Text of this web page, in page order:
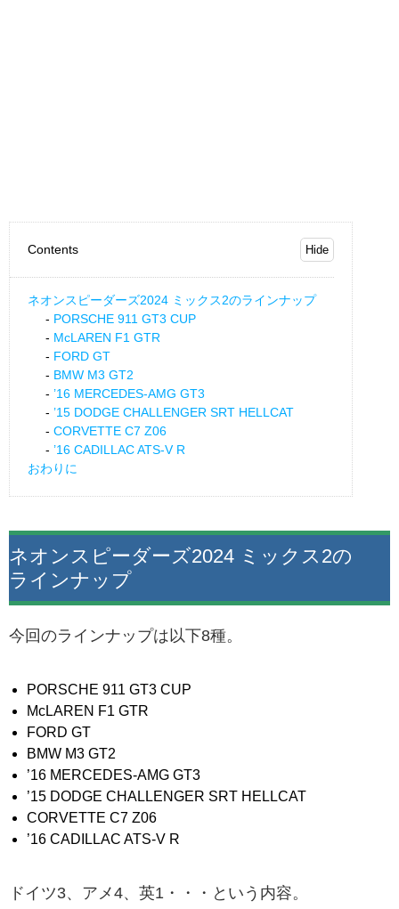
Contents
ネオンスピーダーズ2024 ミックス2のラインナップ
PORSCHE 911 GT3 CUP
McLAREN F1 GTR
FORD GT
BMW M3 GT2
’16 MERCEDES-AMG GT3
’15 DODGE CHALLENGER SRT HELLCAT
CORVETTE C7 Z06
’16 CADILLAC ATS-V R
おわりに
ネオンスピーダーズ2024 ミックス2の
ラインナップ
今回のラインナップは以下8種。
PORSCHE 911 GT3 CUP
McLAREN F1 GTR
FORD GT
BMW M3 GT2
’16 MERCEDES-AMG GT3
’15 DODGE CHALLENGER SRT HELLCAT
CORVETTE C7 Z06
’16 CADILLAC ATS-V R
ドイツ3、アメ4、英1・・・という内容。